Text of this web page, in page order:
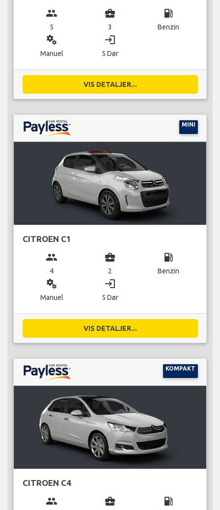
group
5
business_center
3
local_gas_station
Benzin
miscellaneous_services
Manuel
login
5 Dør
VIS DETALJER...
MINI
CITROEN C1
group
4
business_center
2
local_gas_station
Benzin
miscellaneous_services
Manuel
login
5 Dør
VIS DETALJER...
KOMPAKT
CITROEN C4
group business_center local_gas_station